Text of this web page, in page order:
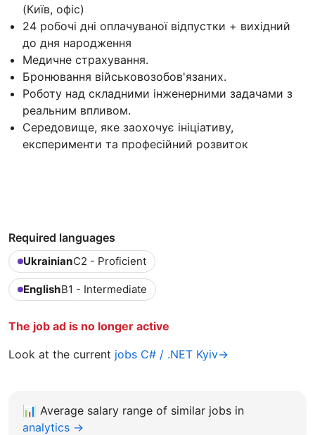
(Київ, офіс)
24 робочі дні оплачуваної відпустки + вихідний
до дня народження
Медичне страхування.
Бронювання військовозобов'язаних.
Роботу над складними інженерними задачами з
реальним впливом.
Середовище, яке заохочує ініціативу,
експерименти та професійний розвиток
Required languages
UkrainianC2 - Proficient
EnglishB1 - Intermediate
The job ad is no longer active
Look at the current jobs C# / .NET Kyiv→
📊 Average salary range of similar jobs in
analytics →